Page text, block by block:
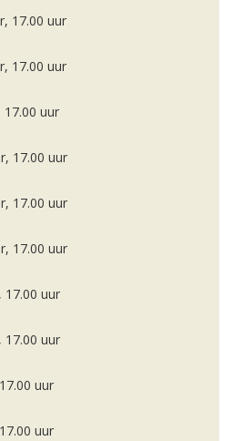
17.00 uur
17.00 uur
uur
17.00 uur
17.00 uur
17.00 uur
17.00 uur
17.00 uur
uur
uur